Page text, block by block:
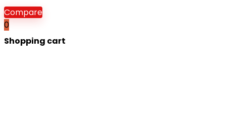
Compare
0
Shopping cart